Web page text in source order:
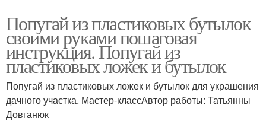
Попугай из пластиковых бутылок
своими руками пошаговая
инструкция. Попугай из
пластиковых ложек и бутылок
Попугай из пластиковых ложек и бутылок для украшения
дачного участка. Мастер-классАвтор работы: Татьянны
Довганюк